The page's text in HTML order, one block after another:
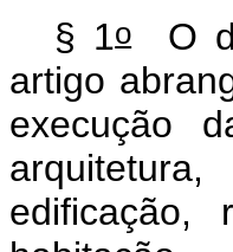
§ 1oO
artigo
execução
edificação,